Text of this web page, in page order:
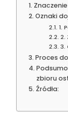
Oznaki
1.
2.
3.
Proces
zbioru
Źródła: